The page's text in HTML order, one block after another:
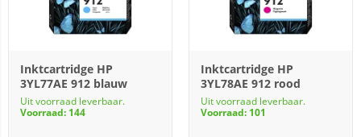
Inktcartridge HP
3YL77AE 912 blauw
Uit voorraad leverbaar.
Voorraad: 144
Inktcartridge HP
3YL78AE 912 rood
Uit voorraad leverbaar.
Voorraad: 101